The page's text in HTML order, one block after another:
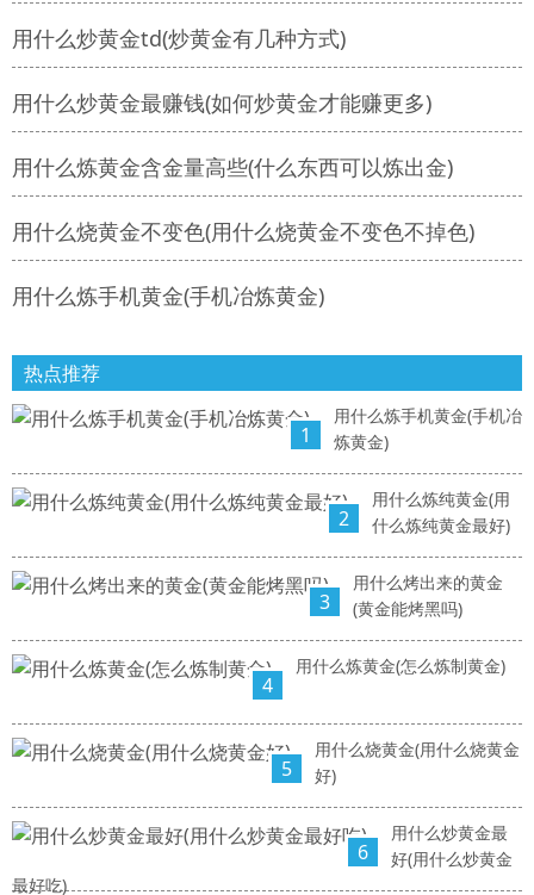
用什么炒黄金td(炒黄金有几种方式)
用什么炒黄金最赚钱(如何炒黄金才能赚更多)
用什么炼黄金含金量高些(什么东西可以炼出金)
用什么烧黄金不变色(用什么烧黄金不变色不掉色)
用什么炼手机黄金(手机冶炼黄金)
热点推荐
1
用什么炼手机黄金(手机冶
炼黄金)
2
用什么炼纯黄金(用
什么炼纯黄金最好)
3
用什么烤出来的黄金
(黄金能烤黑吗)
4
用什么炼黄金(怎么炼制黄金)
5
用什么烧黄金(用什么烧黄金
好)
6
用什么炒黄金最
好(用什么炒黄金
最好吃)